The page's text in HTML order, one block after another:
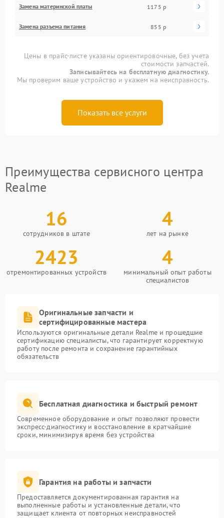
Замена материнской платы 1175 р
Замена разъема питания 855 р
Цены в прайс-листе указаны ориентировочные, без учета
стоимости запчастей.
Записывайтесь на бесплатную диагностику.
Мы проверим ваше устройство и укажем на неисправность.
Показать все услуги
Преимущества сервисного центра
Realme
16
сотрудников в штате
4
лет на рынке
2423
отремонтированных устройств
4
минимальный опыт работы
специалистов
Оригинальные запчасти и
сертифицированные мастера
Используются оригинальные детали Realme и прошедшие
сертификацию специалисты, что гарантирует корректную
работу после ремонта и сохранение гарантийных
обязательств
Бесплатная диагностика и быстрый ремонт
Современное оборудование и опыт позволяют провести
экспресс-диагностику и восстановление в кратчайшие
сроки, минимизируя время без устройства
Гарантия на работы и запчасти
Предоставляется документированная гарантия на
выполненные работы и установленные детали, что
защищает клиента от повторных неисправностей